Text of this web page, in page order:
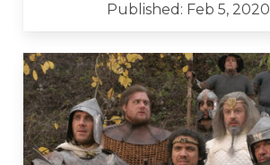
Published: Feb 5, 2020